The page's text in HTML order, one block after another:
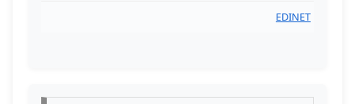
EDINET